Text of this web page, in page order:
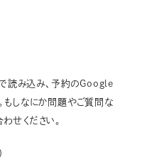
読み込み、予約のGoogle
もしなにか問題やご質問な
せください。